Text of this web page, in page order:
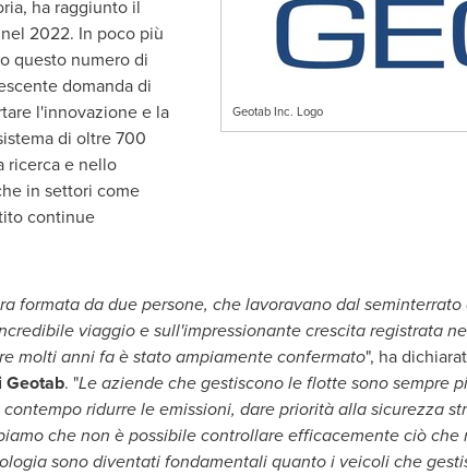
Geotab Inc. Logo
ha raggiunto il
2022. In poco più
questo numero di
domanda di
l'innovazione e la
di oltre 700
ricerca e nello
in settori come
continue
formata da due persone, che lavoravano dal
viaggio e sull'impressionante crescita registrata
molti anni fa è stato ampiamente confermato", ha
Geotab. "Le aziende che gestiscono le flotte sono sempre
ridurre le emissioni, dare priorità alla sicurezza
che non è possibile controllare efficacemente ciò che
sono diventati fondamentali quanto i veicoli che